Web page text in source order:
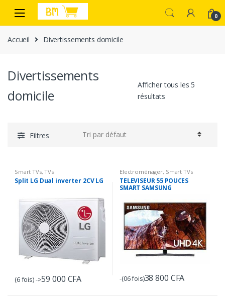
la
navigation
contenu
0
Accueil Divertissements domicile
Divertissements
domicile
Afficher tous les 5
résultats
Filtres
Smart TVs,TVs
Split LG Dual inverter 2CV LG
(6 fois) ->59 000 CFA
Electroménager, Smart TVs
TELEVISEUR 55 POUCES
SMART SAMSUNG
-(06 fois)38 800 CFA